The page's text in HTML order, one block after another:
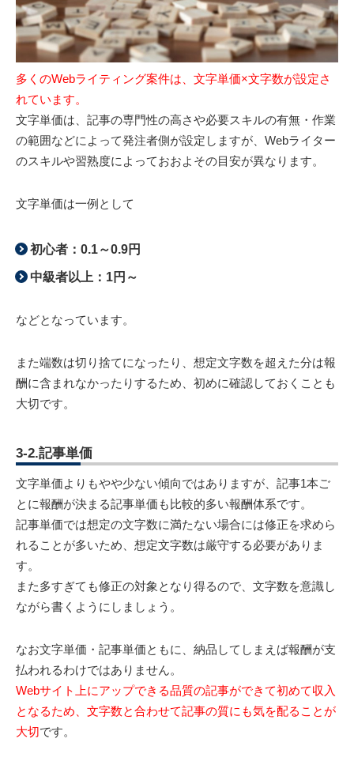
多くのWebライティング案件は、文字単価×文字数が設定さ
れています。
文字単価は、記事の専門性の高さや必要スキルの有無・作業
の範囲などによって発注者側が設定しますが、Webライター
のスキルや習熟度によっておおよその目安が異なります。
文字単価は一例として
初心者：0.1～0.9円
中級者以上：1円～
などとなっています。
また端数は切り捨てになったり、想定文字数を超えた分は報
酬に含まれなかったりするため、初めに確認しておくことも
大切です。
3-2.記事単価
文字単価よりもやや少ない傾向ではありますが、記事1本ご
とに報酬が決まる記事単価も比較的多い報酬体系です。
記事単価では想定の文字数に満たない場合には修正を求めら
れることが多いため、想定文字数は厳守する必要がありま
す。
また多すぎても修正の対象となり得るので、文字数を意識し
ながら書くようにしましょう。
なお文字単価・記事単価ともに、納品してしまえば報酬が支
払われるわけではありません。
Webサイト上にアップできる品質の記事ができて初めて収入
となるため、文字数と合わせて記事の質にも気を配ることが
大切です。